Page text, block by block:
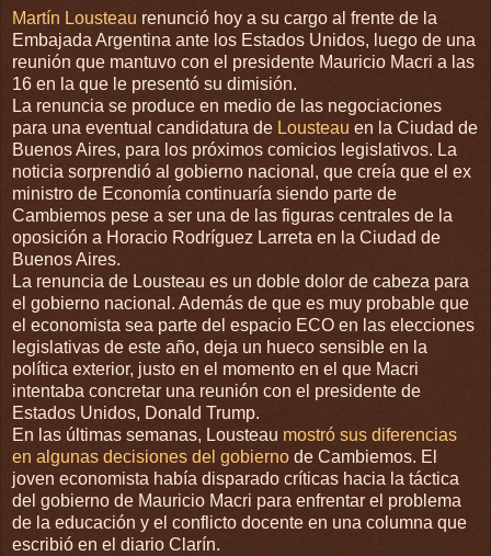
Martín Lousteau renunció hoy a su cargo al frente de la
Embajada Argentina ante los Estados Unidos, luego de una
reunión que mantuvo con el presidente Mauricio Macri a las
16 en la que le presentó su dimisión.
La renuncia se produce en medio de las negociaciones
para una eventual candidatura de Lousteau en la Ciudad de
Buenos Aires, para los próximos comicios legislativos. La
noticia sorprendió al gobierno nacional, que creía que el ex
ministro de Economía continuaría siendo parte de
Cambiemos pese a ser una de las figuras centrales de la
oposición a Horacio Rodríguez Larreta en la Ciudad de
Buenos Aires.
La renuncia de Lousteau es un doble dolor de cabeza para
el gobierno nacional. Además de que es muy probable que
el economista sea parte del espacio ECO en las elecciones
legislativas de este año, deja un hueco sensible en la
política exterior, justo en el momento en el que Macri
intentaba concretar una reunión con el presidente de
Estados Unidos, Donald Trump.
En las últimas semanas, Lousteau mostró sus diferencias
en algunas decisiones del gobierno de Cambiemos. El
joven economista había disparado críticas hacia la táctica
del gobierno de Mauricio Macri para enfrentar el problema
de la educación y el conflicto docente en una columna que
escribió en el diario Clarín.